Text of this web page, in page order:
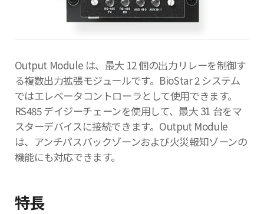
Output Module は、最大 12 個の出力リレーを制御す
る複数出力拡張モジュールです。BioStar 2 システム
ではエレベータコントローラとして使用できます。
RS485 デイジーチェーンを使用して、最大 31 台をマ
スターデバイスに接続できます。Output Module
は、アンチパスバックゾーンおよび火災報知ゾーンの
機能にも対応できます。
特長